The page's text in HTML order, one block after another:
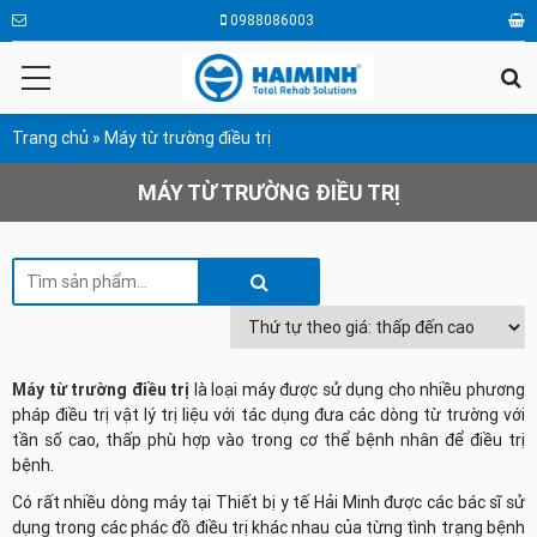
0988086003
Trang chủ » Máy từ trường điều trị
MÁY TỪ TRƯỜNG ĐIỀU TRỊ
Máy từ trường điều trị là loại máy được sử dụng cho nhiều phương
pháp điều trị vật lý trị liệu với tác dụng đưa các dòng từ trường với
tần số cao, thấp phù hợp vào trong cơ thể bệnh nhân để điều trị
bệnh.
Có rất nhiềudòng máy tại Thiết bị y tế Hải Minh được các bác sĩ sử
dụng trong các phác đồ điều trị khác nhau của từng tình trạng bệnh